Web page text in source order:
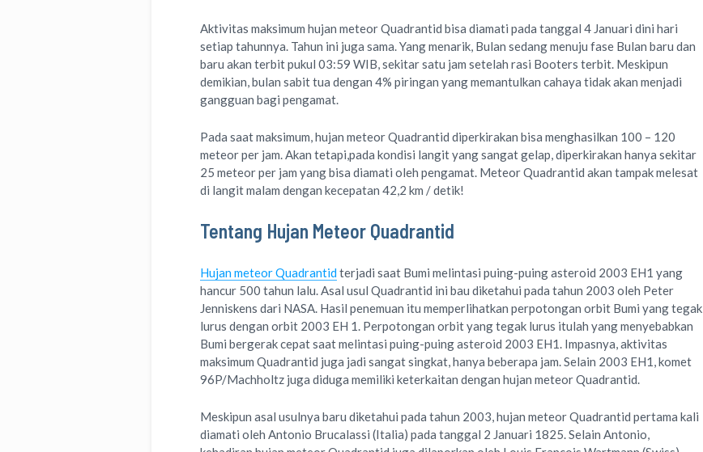
Aktivitas maksimum hujan meteor Quadrantid bisa diamati pada tanggal 4 Januari dini hari
setiap tahunnya. Tahun ini juga sama. Yang menarik, Bulan sedang menuju fase Bulan baru dan
baru akan terbit pukul 03:59 WIB, sekitar satu jam setelah rasi Booters terbit. Meskipun
demikian, bulan sabit tua dengan 4% piringan yang memantulkan cahaya tidak akan menjadi
gangguan bagi pengamat.
Pada saat maksimum, hujan meteor Quadrantid diperkirakan bisa menghasilkan 100 – 120
meteor per jam. Akan tetapi,pada kondisi langit yang sangat gelap, diperkirakan hanya sekitar
25 meteor per jam yang bisa diamati oleh pengamat. Meteor Quadrantid akan tampak melesat
di langit malam dengan kecepatan 42,2 km / detik!
Tentang Hujan Meteor Quadrantid
Hujan meteor Quadrantidterjadi saat Bumi melintasi puing-puing asteroid 2003 EH1 yang
hancur 500 tahun lalu. Asal usul Quadrantid ini bau diketahui pada tahun 2003 oleh Peter
Jenniskens dari NASA. Hasil penemuan itu memperlihatkan perpotongan orbit Bumi yang tegak
lurus dengan orbit 2003 EH 1. Perpotongan orbit yang tegak lurus itulah yang menyebabkan
Bumi bergerak cepat saat melintasi puing-puing asteroid 2003 EH1. Impasnya, aktivitas
maksimum Quadrantid juga jadi sangat singkat, hanya beberapa jam. Selain 2003 EH1, komet
96P/Machholtz juga diduga memiliki keterkaitan dengan hujan meteor Quadrantid.
Meskipun asal usulnya baru diketahui pada tahun 2003, hujan meteor Quadrantid pertama kali
diamati oleh Antonio Brucalassi (Italia) pada tanggal 2 Januari 1825. Selain Antonio,